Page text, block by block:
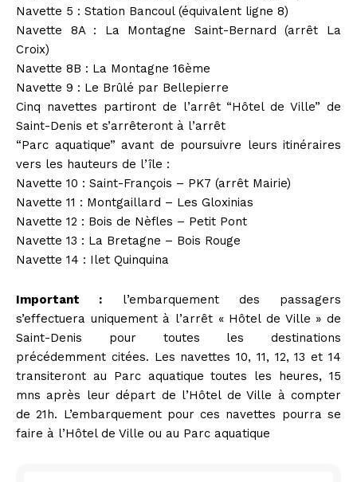
Navette 5 : Station Bancoul (équivalent ligne 8)
Navette 8A : La Montagne Saint-Bernard (arrêt La
Croix)
Navette 8B : La Montagne 16ème
Navette 9 : Le Brûlé par Bellepierre
Cinq navettes partiront de l’arrêt “Hôtel de Ville” de
Saint-Denis et s’arrêteront à l’arrêt
“Parc aquatique” avant de poursuivre leurs itinéraires
vers les hauteurs de l’île :
Navette 10 : Saint-François – PK7 (arrêt Mairie)
Navette 11 : Montgaillard – Les Gloxinias
Navette 12 : Bois de Nèfles – Petit Pont
Navette 13 : La Bretagne – Bois Rouge
Navette 14 : Ilet Quinquina
Important : l’embarquement des passagers
s’effectuera uniquement à l’arrêt « Hôtel de Ville » de
Saint-Denis pour toutes les destinations
précédemment citées. Les navettes 10, 11, 12, 13 et 14
transiteront au Parc aquatique toutes les heures, 15
mns après leur départ de l’Hôtel de Ville à compter
de 21h. L’embarquement pour ces navettes pourra se
faire à l’Hôtel de Ville ou au Parc aquatique